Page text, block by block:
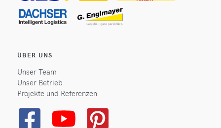
ÜBER UNS
Unser Team
Unser Betrieb
Projekte und Referenzen